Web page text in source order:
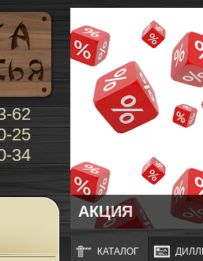
62
25
34
АКЦИЯ
КАТАЛОГ